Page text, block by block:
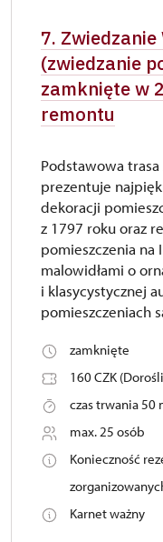
7.
(zwiedzanie
zamknięte w
remontu
Podstawowa
prezentuje
dekoracji
z 1797 roku oraz
pomieszczenia na
malowidłami o
i klasycystycznej
pomieszczeniach
zamknięte
160 CZK
czas trwania 50
max. 25 osób
Konieczność
Karnet ważny